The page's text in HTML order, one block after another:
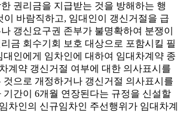
권리금을 지급받는 것을 방해하는 행
이 바람직하고, 임대인이 갱신거절을 급
갱신요구권 존부가 불명확하여 분쟁이
금 회수기회 보호 대상으로 포함시킬 필
대인에게 임차인에 대하여 임대차계약 종
계약 갱신거절 여부에 대한 의사표시를
것으로 개정하거나 갱신거절 의사표시를
기간이 6개월 연장된다는 규정을 신설할
차인의 신규임차인 주선행위가 임대차계